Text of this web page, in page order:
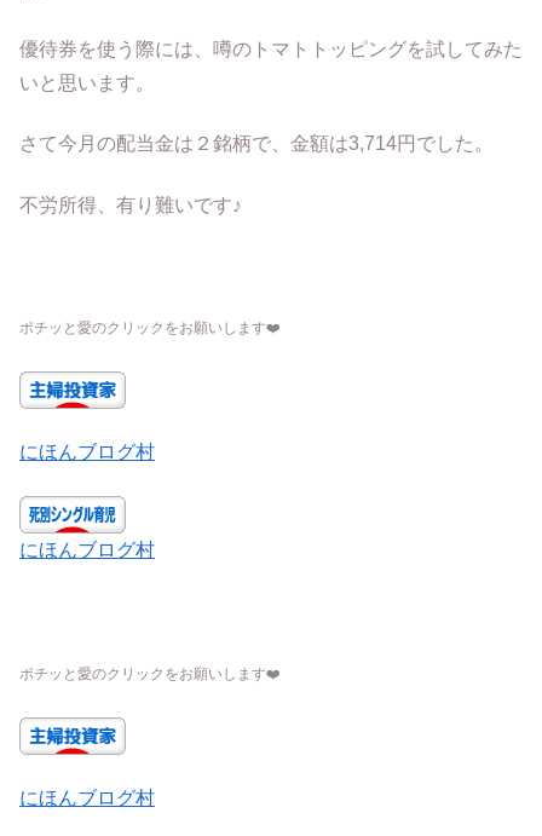
優待券を使う際には、噂のトマトトッピングを試してみた
いと思います。
さて今月の配当金は２銘柄で、金額は3,714円でした。
不労所得、有り難いです♪
ポチッと愛のクリックをお願いします❤️
にほんブログ村
にほんブログ村
ポチッと愛のクリックをお願いします❤️
にほんブログ村